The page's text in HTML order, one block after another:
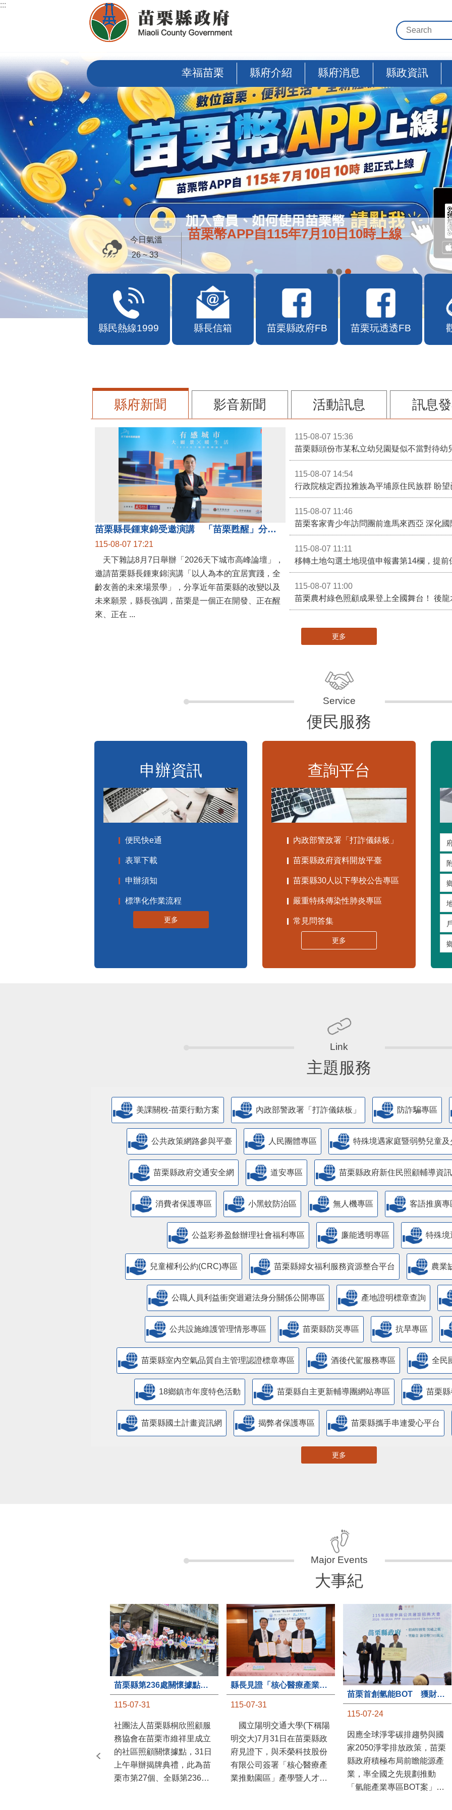
跳到主要內容區塊
:::
幸福苗栗 縣府介紹 縣府消息 縣政資訊
苗栗幣APP自115年7月10日10時上線
今日氣溫
26 ~ 33
縣民熱線1999 縣長信箱 苗栗縣政府FB 苗栗玩透透FB
縣府新聞 影音新聞 活動訊息 訊息
苗栗縣長鍾東錦受邀演講 「苗栗甦醒」分享近年轉變
115-08-07 17:21
天下雜誌8月7日舉辦「2026天下城市高峰論壇」，
邀請苗栗縣長鍾東錦演講「以人為本的宜居實踐，全
齡友善的未來場景學」，分享近年苗栗縣的改變以及
未來願景，縣長強調，苗栗是一個正在開發、正在醒
來、正在 ...
115-08-07 15:36
苗栗縣頭份市某私立幼兒園疑似不當對待幼
115-08-07 14:54
115-08-07 11:46
苗栗客家青少年訪問團前進馬來西亞 深化
115-08-07 11:11
移轉土地勾選土地現值申報書第14欄，提前
115-08-07 11:00
更多
便民服務
申辦資訊
便民快e通
表單下載
申辦須知
標準化作業流程
更多
查詢平台
內政部警政署「打詐儀錶板」
苗栗縣政府資料開放平臺
苗栗縣30人以下學校公告專區
嚴重特殊傳染性肺炎專區
常見問答集
更多
主題服務
美課關稅-苗栗行動方案 內政部警政署「打詐儀錶板」 防詐騙專區
公共政策網路參與平臺 人民團體專區 特殊境遇家庭暨弱勢兒童
苗栗縣政府交通安全網 道安專區 苗栗縣政府新住民照顧輔導資
消費者保護專區 小黑蚊防治區 無人機專區 客語推廣專
公益彩券盈餘辦理社會福利專區 廉能透明專區 特殊境
兒童權利公約(CRC)專區 苗栗縣婦女福利服務資源整合平台 農業
公職人員利益衝突迴避法身分關係公開專區 產地證明標章查詢
​公共設施維護管理情形專區 苗栗縣防災專區 抗旱專區
苗栗縣室內空氣品質自主管理認證標章專區 酒後代駕服務專區 全民
18鄉鎮市年度特色活動 苗栗縣自主更新輔導團網站專區 苗栗
苗栗縣國土計畫資訊網 揭弊者保護專區 苗栗縣攜手串連愛心平台
更多
大事紀
苗栗縣第236處關懷據點在苗栗市維祥里揭牌
115-07-31
社團法人苗栗縣桐欣照顧服
務協會在苗栗市維祥里成立
的社區照顧關懷據點，31日
上午舉辦揭牌典禮，此為苗
栗市第27個、全縣第236處
縣長見證「核心醫療產業推動園區」產學合作簽約儀式
115-07-31
國立陽明交通大學(下稱陽
明交大)7月31日在苗栗縣政
府見證下，與禾榮科技股份
有限公司簽署「核心醫療產
業推動園區」產學暨人才培
苗栗首創氫能BOT 獲財政部「突破之翼」肯定
115-07-24
因應全球淨零碳排趨勢與國
家2050淨零排放政策，苗栗
縣政府積極布局前瞻能源產
業，率全國之先規劃推動
「氫能產業專區BOT案」，